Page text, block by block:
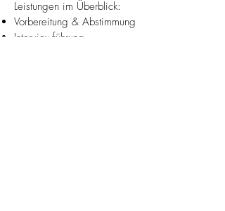
Leistungen im Überblick:
Vorbereitung & Abstimmung
Interviewführung